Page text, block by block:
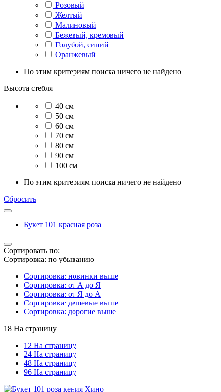
Розовый
Желтый
Малиновый
Бежевый, кремовый
Голубой, синий
Оранжевый
По этим критериям поиска ничего не найдено
Высота стебля
40 см
50 см
60 см
70 см
80 см
90 см
100 см
По этим критериям поиска ничего не найдено
Сбросить
Букет 101 красная роза
Сортировать по:
Сортировка: по убыванию
Сортировка: новинки выше
Сортировка: от А до Я
Сортировка: от Я до А
Сортировка: дешевые выше
Сортировка: дорогие выше
18 На страницу
12 На страницу
24 На страницу
48 На страницу
96 На страницу